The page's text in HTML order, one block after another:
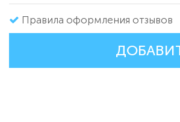
Правила оформления отзывов